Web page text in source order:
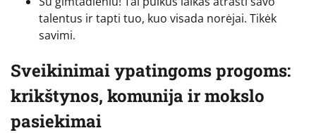
talentus ir tapti tuo, kuo visada norėjai. Tikėk
savimi.
Sveikinimai ypatingoms progoms:
krikštynos, komunija ir mokslo
pasiekimai